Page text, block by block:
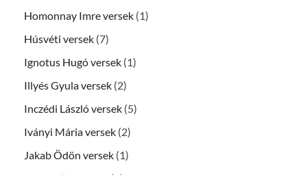
Homonnay Imre versek (1)
Húsvéti versek (7)
Ignotus Hugó versek (1)
Illyés Gyula versek (2)
Inczédi László versek (5)
Iványi Mária versek (2)
Jakab Ödön versek (1)